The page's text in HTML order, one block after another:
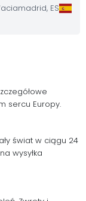
ES
sercu Europy.
świat w ciągu 24
wysyłka